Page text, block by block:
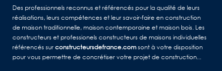
Des professionnels reconnus et référencés pour la qualité de leurs
réalisations, leurs compétences et leur savoir-faire en construction
de maison traditionnelle, maison contemporaine et maison bois. Les
constructeurs et professionels constructeurs de maisons individuelles
référencés surconstructeursdefrance.comsont à votre disposition
pour vous permettre de concrétiser votre projet de construction...